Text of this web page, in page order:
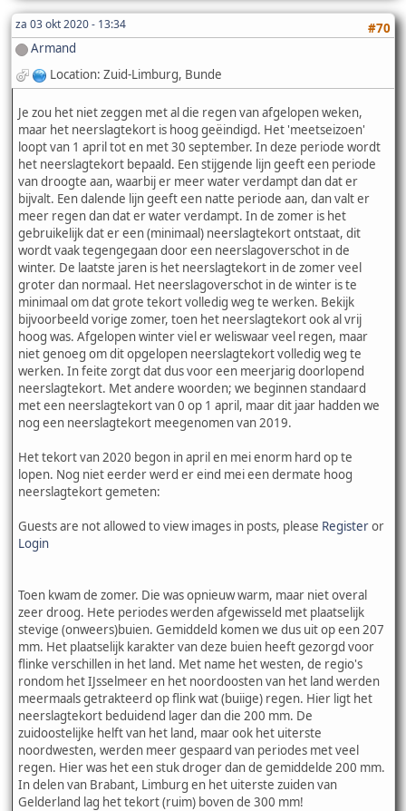
za 03 okt 2020 - 13:34
#70
Armand
Location: Zuid-Limburg, Bunde
Je zou het niet zeggen met al die regen van afgelopen weken,
maar het neerslagtekort is hoog geëindigd. Het 'meetseizoen'
loopt van 1 april tot en met 30 september. In deze periode wordt
het neerslagtekort bepaald. Een stijgende lijn geeft een periode
van droogte aan, waarbij er meer water verdampt dan dat er
bijvalt. Een dalende lijn geeft een natte periode aan, dan valt er
meer regen dan dat er water verdampt. In de zomer is het
gebruikelijk dat er een (minimaal) neerslagtekort ontstaat, dit
wordt vaak tegengegaan door een neerslagoverschot in de
winter. De laatste jaren is het neerslagtekort in de zomer veel
groter dan normaal. Het neerslagoverschot in de winter is te
minimaal om dat grote tekort volledig weg te werken. Bekijk
bijvoorbeeld vorige zomer, toen het neerslagtekort ook al vrij
hoog was. Afgelopen winter viel er weliswaar veel regen, maar
niet genoeg om dit opgelopen neerslagtekort volledig weg te
werken. In feite zorgt dat dus voor een meerjarig doorlopend
neerslagtekort. Met andere woorden; we beginnen standaard
met een neerslagtekort van 0 op 1 april, maar dit jaar hadden we
nog een neerslagtekort meegenomen van 2019.
Het tekort van 2020 begon in april en mei enorm hard op te
lopen. Nog niet eerder werd er eind mei een dermate hoog
neerslagtekort gemeten:
Guests are not allowed to view images in posts, please Registeror
Login
Toen kwam de zomer. Die was opnieuw warm, maar niet overal
zeer droog. Hete periodes werden afgewisseld met plaatselijk
stevige (onweers)buien. Gemiddeld komen we dus uit op een 207
mm. Het plaatselijk karakter van deze buien heeft gezorgd voor
flinke verschillen in het land. Met name het westen, de regio's
rondom het IJsselmeer en het noordoosten van het land werden
meermaals getrakteerd op flink wat (buiige) regen. Hier ligt het
neerslagtekort beduidend lager dan die 200 mm. De
zuidoostelijke helft van het land, maar ook het uiterste
noordwesten, werden meer gespaard van periodes met veel
regen. Hier was het een stuk droger dan de gemiddelde 200 mm.
In delen van Brabant, Limburg en het uiterste zuiden van
Gelderland lag het tekort (ruim) boven de 300 mm!